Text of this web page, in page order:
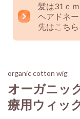
髪は31ｃ
ヘアドネ
先はこち
organic cotton wig
オーガニッ
療用ウィッ